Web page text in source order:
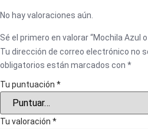
No hay valoraciones aún.
Sé el primero en valorar “Mochila Azul
Tu dirección de correo electrónico no
obligatorios están marcados con *
Tu puntuación *
Tu valoración *